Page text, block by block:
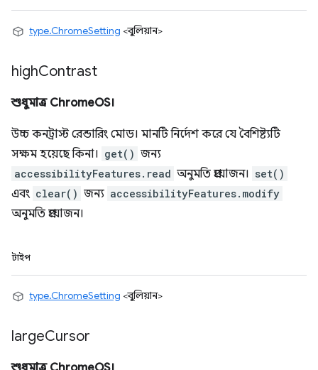
type.ChromeSetting <বুলিয়ান>
highContrast
শুধুমাত্র ChromeOS।
উচ্চ কনট্রাস্ট রেন্ডারিং মোড। মানটি নির্দেশ করে যে বৈশিষ্ট্যটি
সক্ষম হয়েছে কিনা। get() জন্য
accessibilityFeatures.read অনুমতি প্রয়োজন। set()
এবং clear() জন্য accessibilityFeatures.modify
অনুমতি প্রয়োজন।
টাইপ
type.ChromeSetting <বুলিয়ান>
largeCursor